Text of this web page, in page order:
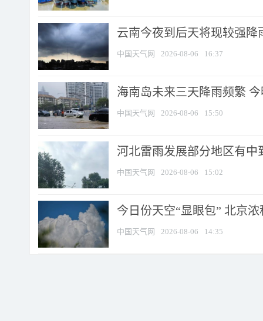
云南今夜到后天将现较强降
中国天气网 2026-08-06 16:37
海南岛未来三天降雨频繁
中国天气网 2026-08-06 15:50
河北雷雨发展部分地区有中
中国天气网 2026-08-06 15:02
今日份天空“显眼包” 北京
中国天气网 2026-08-06 14:35